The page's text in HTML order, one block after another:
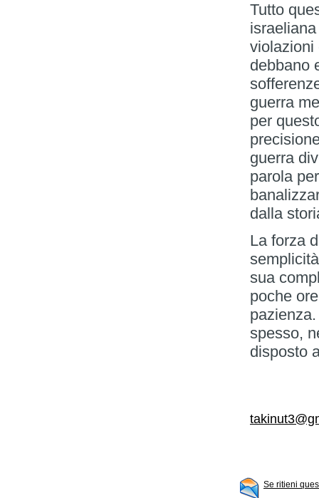
Tutto
violazioni
debbano
guerra
per
guerra
parola
dalla
La forza
sua
poche
spesso,
disposto
Se ritieni